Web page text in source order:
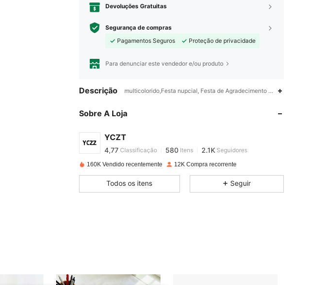
Devoluções Gratuitas
Segurança de compras
Pagamentos Seguros
Proteção de privacidade
Para denunciar este vendedor e/ou produto
Descrição multicolorido,Festa nupcial, Festa de Agradecimento da Equipe,Aço
Sobre A Loja
YCZT
4,77 580 2.1K
4,77 Classificação 580 Itens 2.1K Seguidores
4,77
160K Vendido recentemente 12K Compra recorrente
Todos os itens Seguir